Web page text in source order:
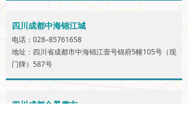
四川成都中海锦江城
电话：028–85761658
地址：四川省成都市中海锦江壹号锦府5幢105号（现
门牌）587号
四川成都合景摩方